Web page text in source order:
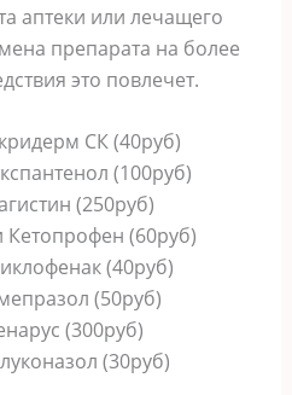
аптеки или лечащего
препарата на более
это повлечет.
СК (40руб)
(100руб)
(250руб)
Кетопрофен (60руб)
(40руб)
(50руб)
(300руб)
(30руб)